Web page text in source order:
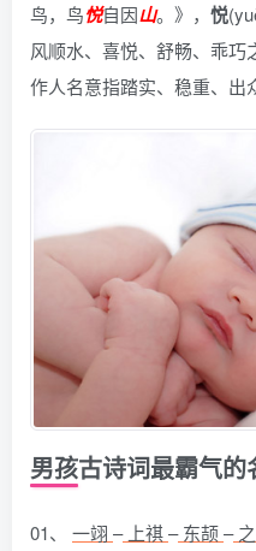
鸟，鸟悦自因山。》 ， 悦
风顺水、喜悦、舒畅、乖巧
作人名意指踏实、稳重、出
男孩古诗词最霸气
01、 一翊 –上祺–东颉–